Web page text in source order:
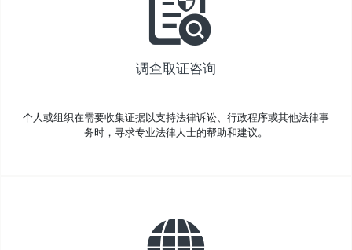
调查取证咨询
个人或组织在需要收集证据以支持法律诉讼、行政程序或其他法律事
务时，寻求专业法律人士的帮助和建议。